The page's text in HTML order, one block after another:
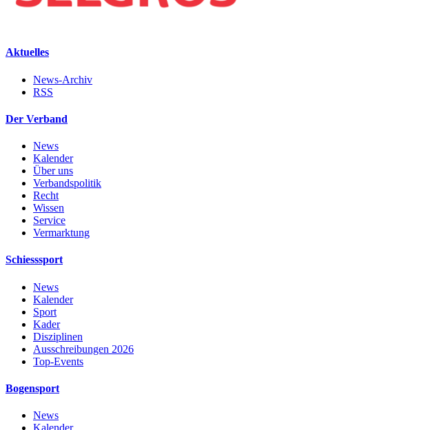
Aktuelles
News-Archiv
RSS
Der Verband
News
Kalender
Über uns
Verbandspolitik
Recht
Wissen
Service
Vermarktung
Schiesssport
News
Kalender
Sport
Kader
Disziplinen
Ausschreibungen 2026
Top-Events
Bogensport
News